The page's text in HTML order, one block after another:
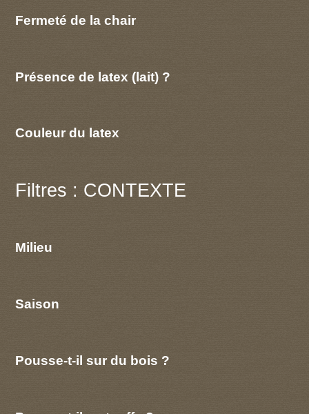
Fermeté de la chair
Présence de latex (lait) ?
Couleur du latex
Filtres : CONTEXTE
Milieu
Saison
Pousse-t-il sur du bois ?